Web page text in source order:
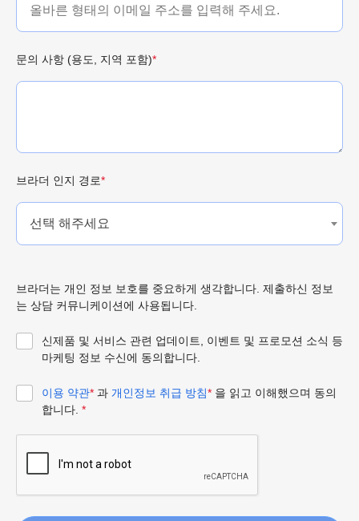
문의 사항 (용도, 지역 포함)*
브라더 인지 경로*
선택 해주세요
브라더는 개인 정보 보호를 중요하게 생각합니다. 제출하신 정보
는 상담 커뮤니케이션에 사용됩니다.
신제품 및 서비스 관련 업데이트, 이벤트 및 프로모션 소식 등
마케팅 정보 수신에 동의합니다.
이용 약관*과 개인정보 취급 방침*을 읽고 이해했으며 동의
합니다. *